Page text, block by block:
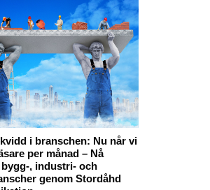
i branschen: Nu når vi
per månad – Nå
, industri- och
genom Stordåhd